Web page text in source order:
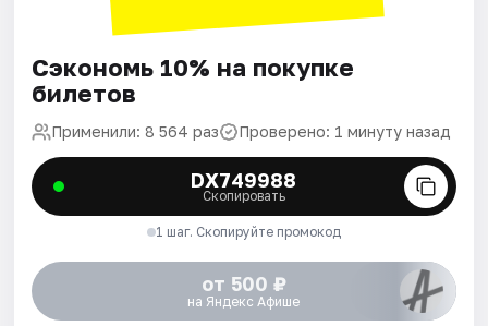
Сэкономь 10% на покупке
билетов
Применили: 8 564 раз Проверено: 1 минуту назад
DX749988
Скопировать
1 шаг. Скопируйте промокод
от 500 ₽
на Яндекс Афише